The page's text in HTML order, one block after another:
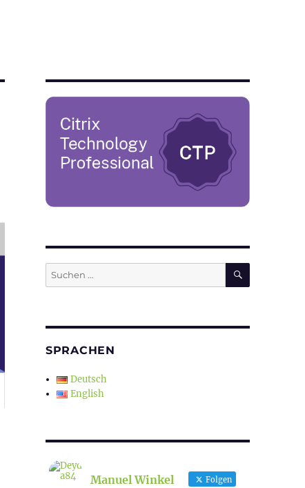
Suchen
nach:
SUCHEN
SPRACHEN
Deutsch
English
Manuel Winkel Folgen